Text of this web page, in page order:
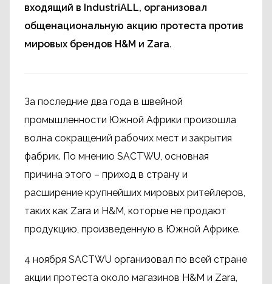
входящий в IndustriALL, организовал
общенациональную акцию протеста против
мировых брендов H&M и Zara.
За последние два года в швейной
промышленности Южной Африки произошла
волна сокращений рабочих мест и закрытия
фабрик. По мнению SACTWU, основная
причина этого – приход в страну и
расширение крупнейших мировых ритейлеров,
таких как Zara и H&M, которые не продают
продукцию, произведенную в Южной Африке.
4 ноября SACTWU организовал по всей стране
акции протеста около магазинов H&M и Zara,